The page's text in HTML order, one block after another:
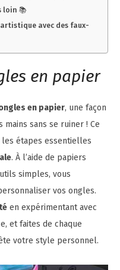
loin 📚
avec des faux-
en papier
en papier, une façon
sans se ruiner ! Ce
étapes essentielles
. À l’aide de papiers
simples, vous
vos ongles.
en expérimentant avec
et faites de chaque
votre style personnel.